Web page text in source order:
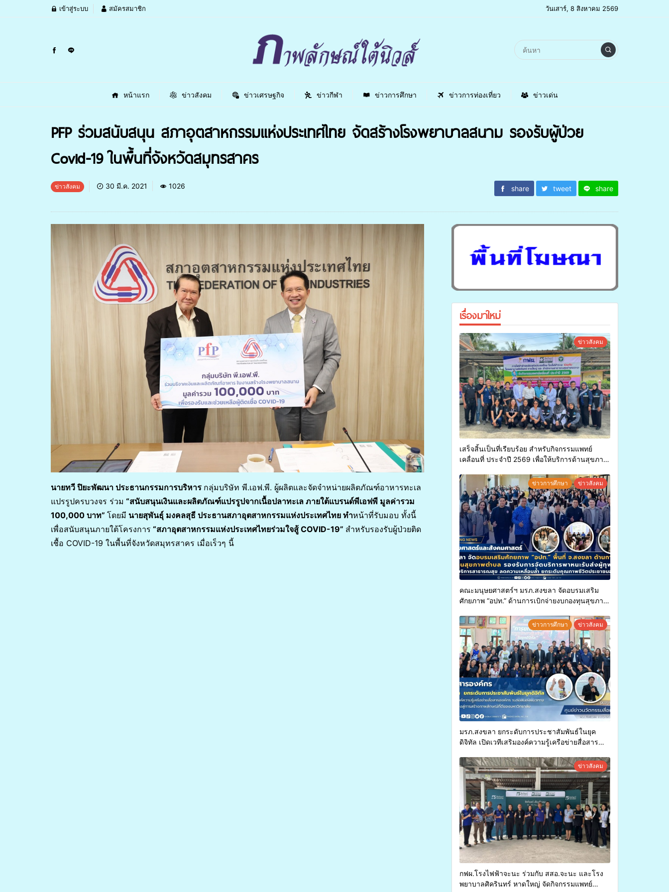
เข้าสู่ระบบ สมัครสมาชิก วันเสาร์, 8 สิงหาคม 2569
หน้าแรก ข่าวสังคม ข่าวเศรษฐกิจ ข่าวกีฬา ข่าวการศึกษา ข่าวการท่องเที่ยว ข่าวเด่น
PFP ร่วมสนับสนุน สภาอุตสาหกรรมแห่งประเทศไทย จัดสร้างโรงพยาบาลสนาม รองรับผู้ป่วย
Covid-19 ในพื้นที่จังหวัดสมุทรสาคร
ข่าวสังคม 30 มี.ค. 2021 1026 share tweet share
นายทวี ปิยะพัฒนา ประธานกรรมการบริหาร กลุ่มบริษัท พี.เอฟ.พี. ผู้ผลิตและจัดจำหน่ายผลิตภัณฑ์อาหารทะเล
แปรรูปครบวงจร ร่วม “สนับสนุนเงินและผลิตภัณฑ์แปรรูปจากเนื้อปลาทะเล ภายใต้แบรนด์พีเอฟพี มูลค่ารวม
100,000 บาท” โดยมี นายสุพันธุ์ มงคลสุธี ประธานสภาอุตสาหกรรมแห่งประเทศไทย ทำหน้าที่รับมอบ ทั้งนี้
เพื่อสนับสนุนภายใต้โครงการ “สภาอุตสาหกรรมแห่งประเทศไทยร่วมใจสู้ COVID-19” สำหรับรองรับผู้ป่วยติด
เชื้อ COVID-19 ในพื้นที่จังหวัดสมุทรสาคร เมื่อเร็วๆ นี้
เรื่องมาใหม่
ข่าวสังคม
เสร็จสิ้นเป็นที่เรียบร้อย สำหรับกิจกรรมแพทย์
เคลื่อนที่ ประจำปี 2569 เพื่อให้บริการด้านสุขภาพ
ข่าวการศึกษา ข่าวสังคม
คณะมนุษยศาสตร์ฯ มรภ.สงขลา จัดอบรมเสริม
ศักยภาพ “อปท.” ด้านการเบิกจ่ายงบกองทุนสุขภาพ
ทุพพลภาพเพื่อเข้ารับบริการสาธารณสุข ลดความ
เหลื่อมล้ำ ยกระดับคุณภาพชีวิตประชาชนอย่าง
ยั่งยืน
ข่าวการศึกษา ข่าวสังคม
มรภ.สงขลา ยกระดับการประชาสัมพันธ์ในยุค
ดิจิทัล เปิดเวทีเสริมองค์ความรู้เครือข่ายสื่อสาร
การสร้างภาพลักษณ์ที่ดีของมหาวิทยาลัยข่าวสังคม
กฟผ.โรงไฟฟ้าจะนะ ร่วมกับ สสอ.จะนะ และโรง
พยาบาลศิครินทร์ หาดใหญ่ จัดกิจกรรมแพทย์